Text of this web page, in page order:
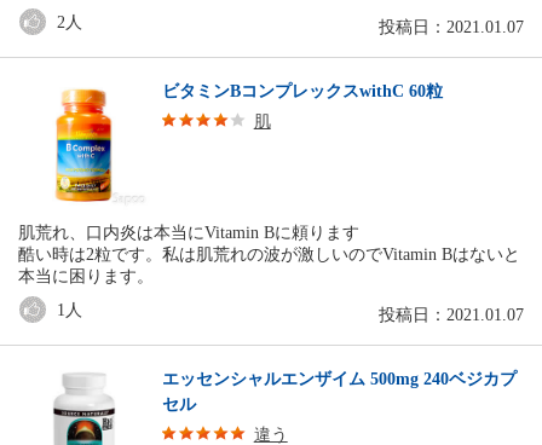
投稿日：2021.01.07
2人
ビタミンBコンプレックスwithC 60粒
肌
肌荒れ、口内炎は本当にVitamin Bに頼ります
酷い時は2粒です。私は肌荒れの波が激しいのでVitamin Bはないと
本当に困ります。
投稿日：2021.01.07
1 人
エッセンシャルエンザイム 500mg 240ベジカプ
セル
違う